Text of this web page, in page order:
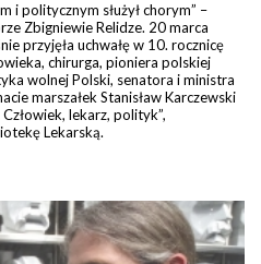
i politycznym służył chorym” –
Zbigniewie Relidze. 20 marca
przyjęła uchwałę w 10. rocznicę
chirurga, pioniera polskiej
wolnej Polski, senatora i ministra
marszałek Stanisław Karczewski
lekarz, polityk”,
Lekarską.